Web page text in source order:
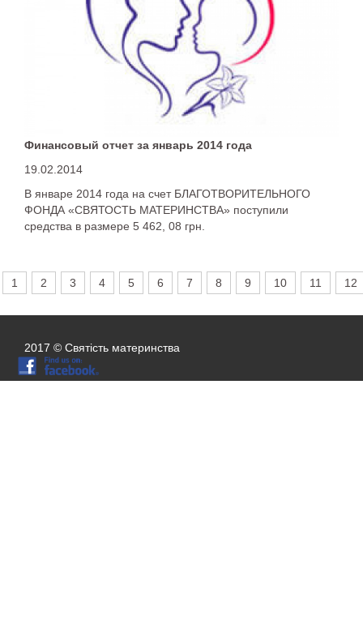
Финансовый отчет за январь 2014 года
19.02.2014
В январе 2014 года на счет БЛАГОТВОРИТЕЛЬНОГО
ФОНДА «СВЯТОСТЬ МАТЕРИНСТВА» поступили
средства в размере 5 462, 08 грн.
1 2 3 4 5 6 7 8 9 10 11 12
2017 © Святість материнства